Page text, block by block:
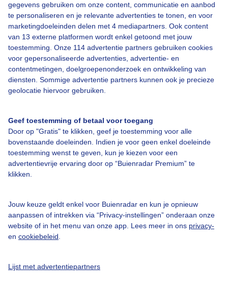
gegevens gebruiken om onze content, communicatie en aanbod
te personaliseren en je relevante advertenties te tonen, en voor
marketingdoeleinden delen met 4 mediapartners. Ook content
van 13 externe platformen wordt enkel getoond met jouw
toestemming. Onze 114 advertentie partners gebruiken cookies
voor gepersonaliseerde advertenties, advertentie- en
contentmetingen, doelgroepenonderzoek en ontwikkeling van
diensten. Sommige advertentie partners kunnen ook je precieze
geolocatie hiervoor gebruiken.
Geef toestemming of betaal voor toegang
Door op "Gratis" te klikken, geef je toestemming voor alle
bovenstaande doeleinden. Indien je voor geen enkel doeleinde
toestemming wenst te geven, kun je kiezen voor een
advertentievrije ervaring door op “Buienradar Premium” te
klikken.
Jouw keuze geldt enkel voor Buienradar en kun je opnieuw
aanpassen of intrekken via “Privacy-instellingen” onderaan onze
website of in het menu van onze app. Lees meer in ons privacy-
en cookiebeleid
Lijst met advertentiepartners
Over Buienradar
Bedrijfsgegevens
Veelgestelde vragen
Contact
Gebruikersvoorwaarden
Adverteren
Buienradar Team
Privacy beleid
Privacy instellingen
Gratis weerdata
Buienradar